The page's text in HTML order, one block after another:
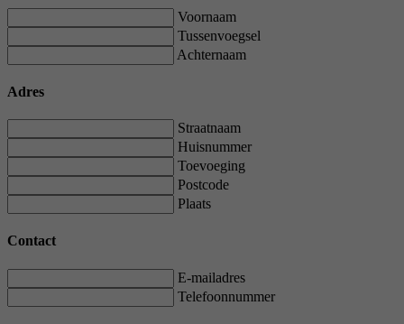
Voornaam
Tussenvoegsel
Achternaam
Adres
Straatnaam
Huisnummer
Toevoeging
Postcode
Plaats
Contact
E-mailadres
Telefoonnummer